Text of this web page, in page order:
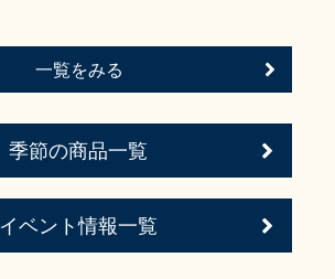
一覧をみる
季節の商品一覧
イベント情報一覧